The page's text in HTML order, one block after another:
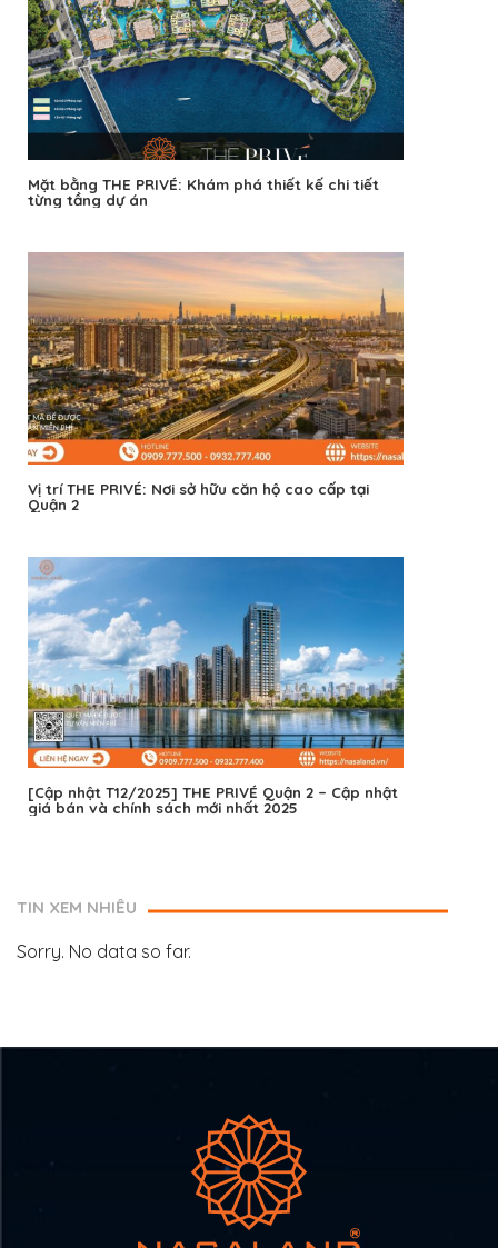
Mặt bằng THE PRIVÉ: Khám phá thiết kế chi tiết
từng tầng dự án
Vị trí THE PRIVÉ: Nơi sở hữu căn hộ cao cấp tại
Quận 2
[Cập nhật T12/2025] THE PRIVÉ Quận 2 – Cập nhật
giá bán và chính sách mới nhất 2025
TIN XEM NHIỀU
Sorry. No data so far.